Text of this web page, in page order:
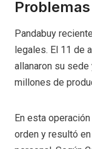
Pandabuy
legales. El 11 de
allanaron su sede
millones de
En esta
orden y resultó